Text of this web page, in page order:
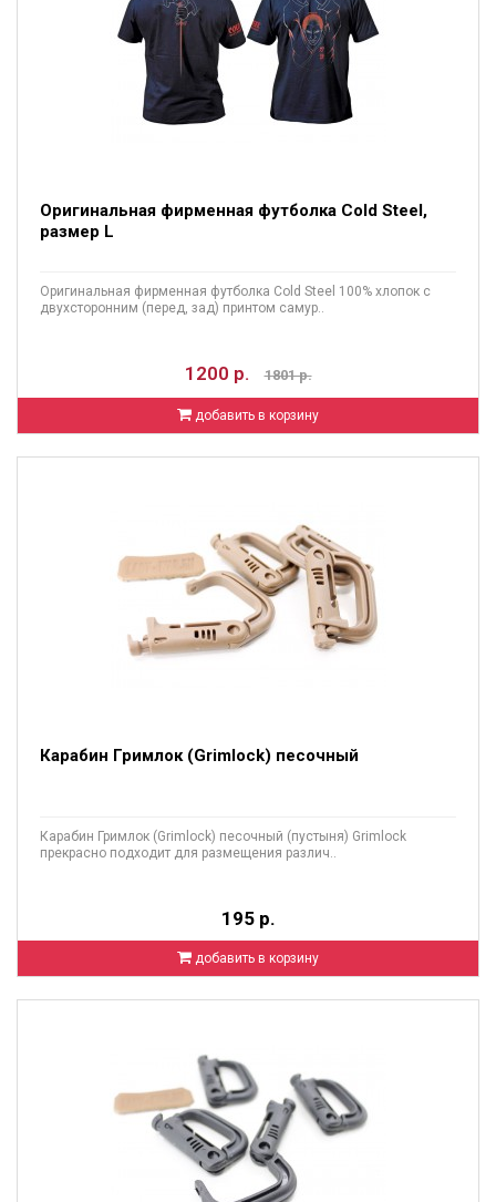
Оригинальная фирменная футболка Cold Steel,
размер L
Оригинальная фирменная футболка Cold Steel 100% хлопок с
двухсторонним (перед, зад) принтом самур..
1200 р. 1801 р.
добавить в корзину
Карабин Гримлок (Grimlock) песочный
Карабин Гримлок (Grimlock) песочный (пустыня) Grimlock
прекрасно подходит для размещения различ..
195 р.
добавить в корзину